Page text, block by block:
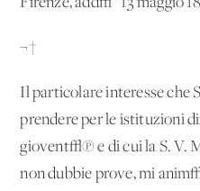
¬†
Il particolare interesse che
prendere per le istituzioni
giovent√π e di cui la S. V.
non dubbie prove, mi